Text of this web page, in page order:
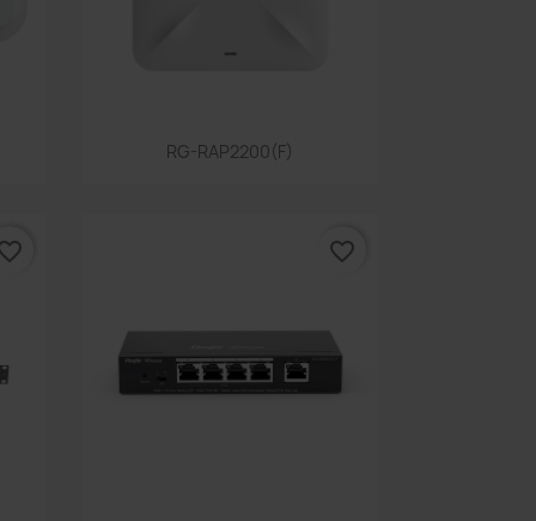
Snabbvy
RG-RAP2200(F)
favorite_border